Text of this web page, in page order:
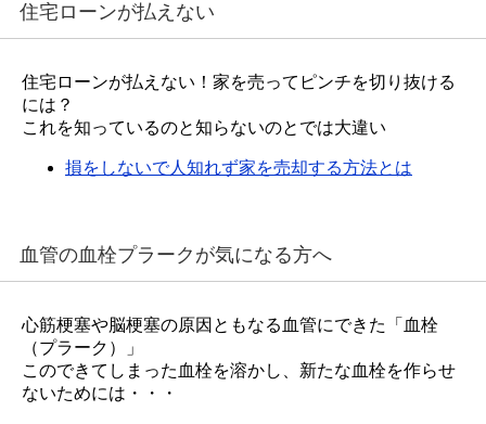
住宅ローンが払えない
住宅ローンが払えない！家を売ってピンチを切り抜ける
には？
これを知っているのと知らないのとでは大違い
損をしないで人知れず家を売却する方法とは
血管の血栓プラークが気になる方へ
心筋梗塞や脳梗塞の原因ともなる血管にできた「血栓
（プラーク）」
このできてしまった血栓を溶かし、新たな血栓を作らせ
ないためには・・・